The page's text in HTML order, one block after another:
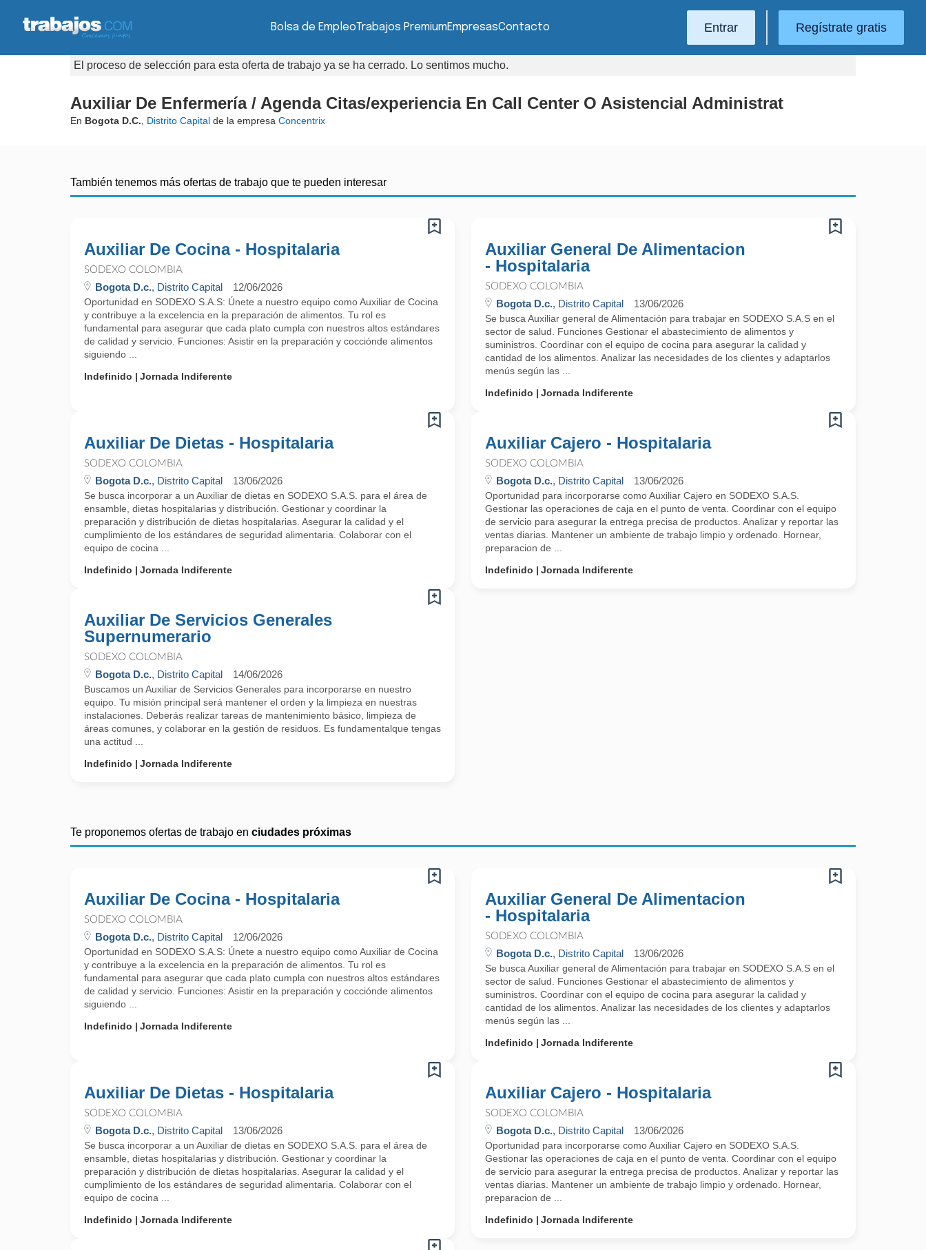
Bolsa de EmpleoTrabajos PremiumEmpresasContacto Entrar Regístrate gratis
El proceso de selección para esta oferta de trabajo ya se ha cerrado. Lo sentimos mucho.
Auxiliar De Enfermería / Agenda Citas/experiencia En Call Center O Asistencial Administrat
En Bogota D.C. Distrito Capital de la empresa Concentrix
También tenemos más ofertas de trabajo que te pueden interesar
Auxiliar De Cocina - Hospitalaria
SODEXO COLOMBIA
Bogota D.c., Distrito Capital 12/06/2026
Oportunidad en SODEXO S.A.S: Únete a nuestro equipo como Auxiliar de Cocina
y contribuye a la excelencia en la preparación de alimentos. Tu rol es
fundamental para asegurar que cada plato cumpla con nuestros altos estándares
de calidad y servicio. Funciones: Asistir en la preparación y cocciónde alimentos
siguiendo ...
Indefinido
Jornada Indiferente
Auxiliar General De Alimentacion
- Hospitalaria
SODEXO COLOMBIA
Bogota D.c., Distrito Capital 13/06/2026
Se busca Auxiliar general de Alimentación para trabajar en SODEXO S.A.S en el
sector de salud. Funciones Gestionar el abastecimiento de alimentos y
suministros. Coordinar con el equipo de cocina para asegurar la calidad y
cantidad de los alimentos. Analizar las necesidades de los clientes y adaptarlos
menús según las ...
Indefinido
Jornada Indiferente
Auxiliar De Dietas - Hospitalaria
SODEXO COLOMBIA
Bogota D.c., Distrito Capital 13/06/2026
Se busca incorporar a un Auxiliar de dietas en SODEXO S.A.S. para el área de
ensamble, dietas hospitalarias y distribución. Gestionar y coordinar la
preparación y distribución de dietas hospitalarias. Asegurar la calidad y el
cumplimiento de los estándares de seguridad alimentaria. Colaborar con el
equipo de cocina ...
Indefinido
Jornada Indiferente
Auxiliar Cajero - Hospitalaria
SODEXO COLOMBIA
Bogota D.c., Distrito Capital 13/06/2026
Oportunidad para incorporarse como Auxiliar Cajero en SODEXO S.A.S.
Gestionar las operaciones de caja en el punto de venta. Coordinar con el equipo
de servicio para asegurar la entrega precisa de productos. Analizar y reportar las
ventas diarias. Mantener un ambiente de trabajo limpio y ordenado. Hornear,
preparacion de ...
Indefinido
Jornada Indiferente
Auxiliar De Servicios Generales
Supernumerario
SODEXO COLOMBIA
Bogota D.c., Distrito Capital 14/06/2026
Buscamos un Auxiliar de Servicios Generales para incorporarse en nuestro
equipo. Tu misión principal será mantener el orden y la limpieza en nuestras
instalaciones. Deberás realizar tareas de mantenimiento básico, limpieza de
áreas comunes, y colaborar en la gestión de residuos. Es fundamentalque tengas
una actitud ...
Indefinido
Jornada Indiferente
Te proponemos ofertas de trabajo en ciudades próximas
Auxiliar De Cocina - Hospitalaria
SODEXO COLOMBIA
Bogota D.c., Distrito Capital 12/06/2026
Oportunidad en SODEXO S.A.S: Únete a nuestro equipo como Auxiliar de Cocina
y contribuye a la excelencia en la preparación de alimentos. Tu rol es
fundamental para asegurar que cada plato cumpla con nuestros altos estándares
de calidad y servicio. Funciones: Asistir en la preparación y cocciónde alimentos
siguiendo ...
Indefinido
Jornada Indiferente
Auxiliar General De Alimentacion
- Hospitalaria
SODEXO COLOMBIA
Bogota D.c., Distrito Capital 13/06/2026
Se busca Auxiliar general de Alimentación para trabajar en SODEXO S.A.S en el
sector de salud. Funciones Gestionar el abastecimiento de alimentos y
suministros. Coordinar con el equipo de cocina para asegurar la calidad y
cantidad de los alimentos. Analizar las necesidades de los clientes y adaptarlos
menús según las ...
Indefinido
Jornada Indiferente
Auxiliar De Dietas - Hospitalaria
SODEXO COLOMBIA
Bogota D.c., Distrito Capital 13/06/2026
Se busca incorporar a un Auxiliar de dietas en SODEXO S.A.S. para el área de
ensamble, dietas hospitalarias y distribución. Gestionar y coordinar la
preparación y distribución de dietas hospitalarias. Asegurar la calidad y el
cumplimiento de los estándares de seguridad alimentaria. Colaborar con el
equipo de cocina ...
Indefinido
Jornada Indiferente
Auxiliar Cajero - Hospitalaria
SODEXO COLOMBIA
Bogota D.c., Distrito Capital 13/06/2026
Oportunidad para incorporarse como Auxiliar Cajero en SODEXO S.A.S.
Gestionar las operaciones de caja en el punto de venta. Coordinar con el equipo
de servicio para asegurar la entrega precisa de productos. Analizar y reportar las
ventas diarias. Mantener un ambiente de trabajo limpio y ordenado. Hornear,
preparacion de ...
Indefinido
Jornada Indiferente